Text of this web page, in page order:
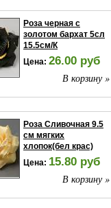
Роза черная с
золотом бархат 5сл
15.5см/К
Цена: 26.00 руб
В корзину »
Роза Сливочная 9.5
см мягких
хлопок(бел крас)
Цена: 15.80 руб
В корзину »